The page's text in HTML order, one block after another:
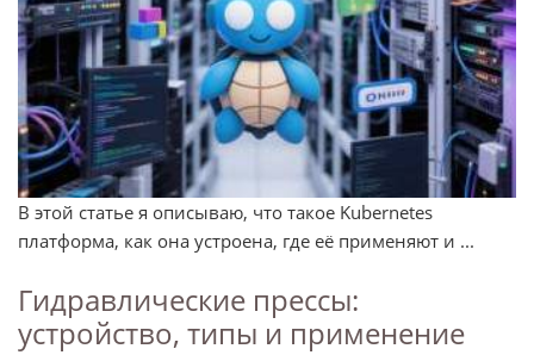
В этой статье я описываю, что такое Kubernetes
платформа, как она устроена, где её применяют и ...
Гидравлические прессы:
устройство, типы и применение